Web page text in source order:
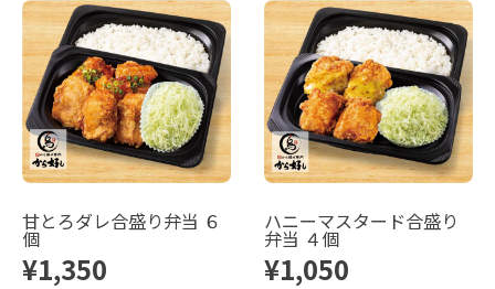
甘とろダレ合盛り弁当 ６
個
¥1,350
ハニーマスタード合盛り
弁当 ４個
¥1,050